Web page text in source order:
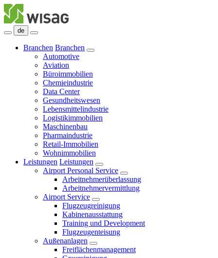
de
Branchen Branchen
Automotive
Aviation
Büroimmobilien
Chemieindustrie
Data Center
Gesundheitswesen
Lebensmittelindustrie
Logistikimmobilien
Maschinenbau
Pharmaindustrie
Retail-Immobilien
Wohnimmobilien
Leistungen Leistungen
Airport Personal Service
Arbeitnehmerüberlassung
Arbeitnehmervermittlung
Airport Service
Flugzeugreinigung
Kabinenausstattung
Training und Development
Flugzeugenteisung
Außenanlagen
Freiflächenmanagement